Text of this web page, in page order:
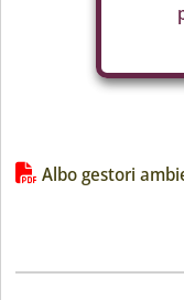
Lista allegati
Albo gestori